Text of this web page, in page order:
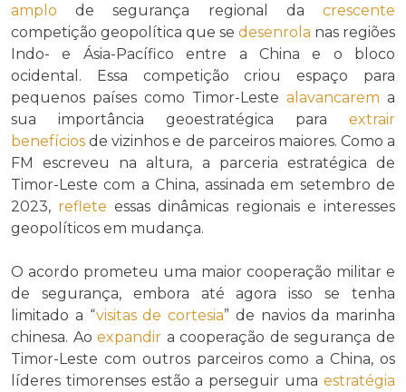
amplo de segurança regional da crescente
competição geopolítica que se desenrola nas regiões
Indo- e Ásia-Pacífico entre a China e o bloco
ocidental. Essa competição criou espaço para
pequenos países como Timor-Leste alavancarem a
sua importância geoestratégica para extrair
benefícios de vizinhos e de parceiros maiores. Como a
FM escreveu na altura, a parceria estratégica de
Timor-Leste com a China, assinada em setembro de
2023, reflete essas dinâmicas regionais e interesses
geopolíticos em mudança.
O acordo prometeu uma maior cooperação militar e
de segurança, embora até agora isso se tenha
limitado a “visitas de cortesia” de navios da marinha
chinesa. Aoexpandir a cooperação de segurança de
Timor-Leste com outros parceiros como a China, os
líderes timorenses estão a perseguir uma estratégia